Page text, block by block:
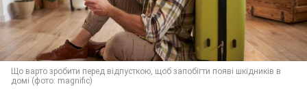
Що варто зробити перед відпусткою, щоб запобігти появі шкідників в
домі (фото: magnific)